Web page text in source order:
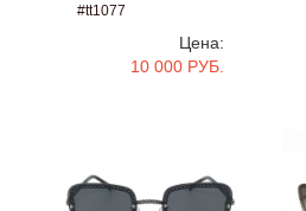
#tt1077
Цена:
10 000 РУБ.